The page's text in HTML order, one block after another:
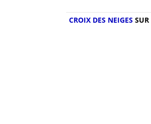
CROIX DES NEIGES SUR